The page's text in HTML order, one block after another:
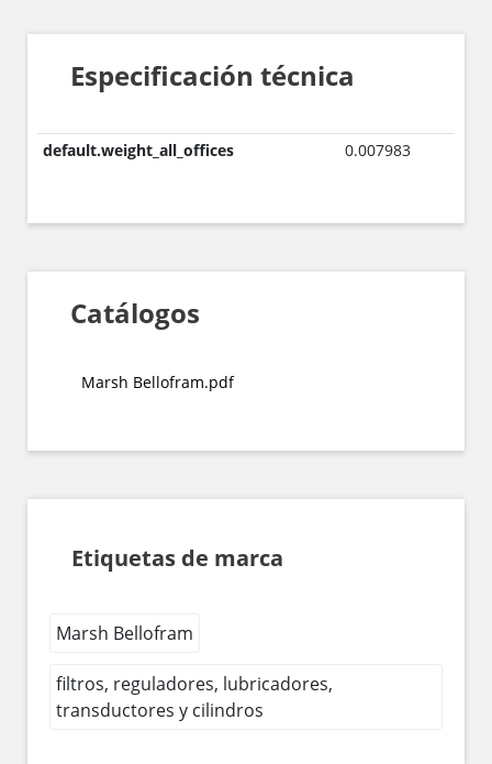
Especificación técnica
default.weight_all_offices 0.007983
Catálogos
Marsh Bellofram.pdf
Etiquetas de marca
Marsh Bellofram
filtros, reguladores, lubricadores,
transductores y cilindros